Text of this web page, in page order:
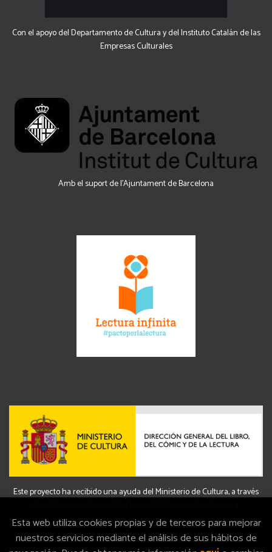
Con el apoyo del Departamento de Cultura y del Instituto Catalán de las
Empresas Culturales
Amb el suport de l’Ajuntament de Barcelona
Este proyecto ha recibido una ayuda del Ministerio de Cultura, a través
Esta web utiliza cookies propias y de terceros para mejorar
nuestros servicios mediante el análisis de sus hábitos de